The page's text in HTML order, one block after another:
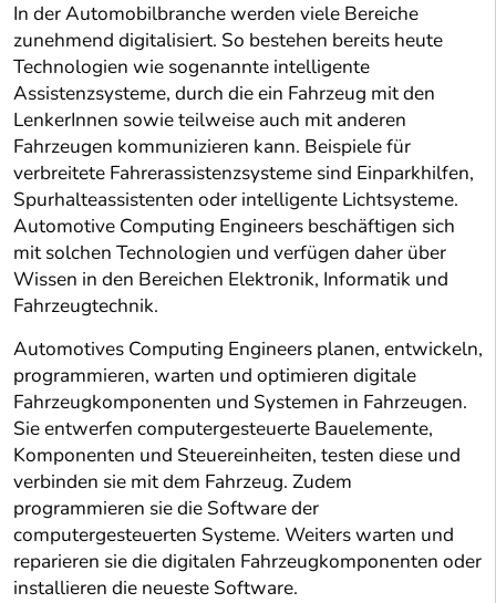
In der Automobilbranche werden viele Bereiche
zunehmend digitalisiert. So bestehen bereits heute
Technologien wie sogenannte intelligente
Assistenzsysteme, durch die ein Fahrzeug mit den
LenkerInnen sowie teilweise auch mit anderen
Fahrzeugen kommunizieren kann. Beispiele für
verbreitete Fahrerassistenzsysteme sind Einparkhilfen,
Spurhalteassistenten oder intelligente Lichtsysteme.
Automotive Computing Engineers beschäftigen sich
mit solchen Technologien und verfügen daher über
Wissen in den Bereichen Elektronik, Informatik und
Fahrzeugtechnik.
Automotives Computing Engineers planen, entwickeln,
programmieren, warten und optimieren digitale
Fahrzeugkomponenten und Systemen in Fahrzeugen.
Sie entwerfen computergesteuerte Bauelemente,
Komponenten und Steuereinheiten, testen diese und
verbinden sie mit dem Fahrzeug. Zudem
programmieren sie die Software der
computergesteuerten Systeme. Weiters warten und
reparieren sie die digitalen Fahrzeugkomponenten oder
installieren die neueste Software.